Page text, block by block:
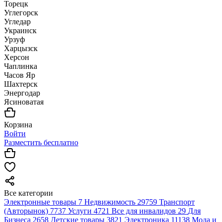
Торецк
Углегорск
Угледар
Украинск
Урзуф
Харцызск
Херсон
Чаплинка
Часов Яр
Шахтерск
Энергодар
Ясиноватая
Корзина
Войти
Разместить бесплатно
Все категории
Электронные товары 7 Недвижимость 29759 Транспорт
(Авторынок) 7737 Услуги 4721 Все для инвалидов 29 Для
Бизнеса 2658 Детские товары 3821 Электроника 11138 Мода и